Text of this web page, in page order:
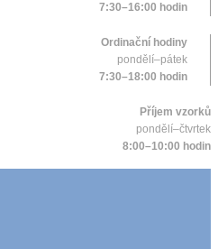
7:30–16:00 hodin
Ordinační hodiny
pondělí–pátek
7:30–18:00 hodin
Příjem vzorků
pondělí–čtvrtek
8:00–10:00 hodin